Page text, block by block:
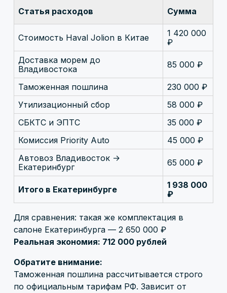
Статья расходов Сумма
Стоимость Haval Jolion в Китае
1 420 000
₽
Доставка морем до
Владивостока
85 000 ₽
Таможенная пошлина
230 000 ₽
Утилизационный сбор
58 000 ₽
СБКТС и ЭПТС
35 000 ₽
Комиссия Priority Auto
45 000 ₽
Автовоз Владивосток →
Екатеринбург
65 000 ₽
Итого в Екатеринбурге
1 938 000
₽
Для сравнения: такая же комплектация в
салоне Екатеринбурга — 2 650 000 ₽
Реальная экономия: 712 000 рублей
Обратите внимание:
Таможенная пошлина рассчитывается строго
по официальным тарифам РФ. Зависит от